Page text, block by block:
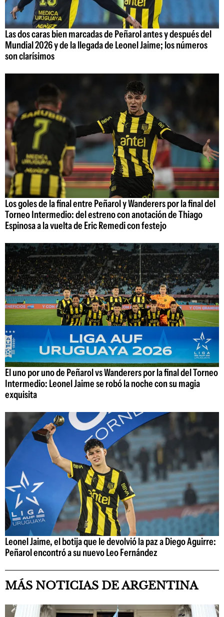
Las dos caras bien marcadas de Peñarol antes y después del
Mundial 2026 y de la llegada de Leonel Jaime; los números
son clarísimos
Los goles de la final entre Peñarol y Wanderers por la final del
Torneo Intermedio: del estreno con anotación de Thiago
Espinosa a la vuelta de Eric Remedi con festejo
El uno por uno de Peñarol vs Wanderers por la final del Torneo
Intermedio: Leonel Jaime se robó la noche con su magia
exquisita
Leonel Jaime, el botija que le devolvió la paz a Diego Aguirre:
Peñarol encontró a su nuevo Leo Fernández
MÁS NOTICIAS DE ARGENTINA